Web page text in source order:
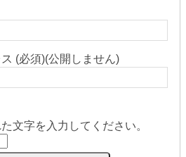
(必須)(公開しません)
た文字を入力してください。